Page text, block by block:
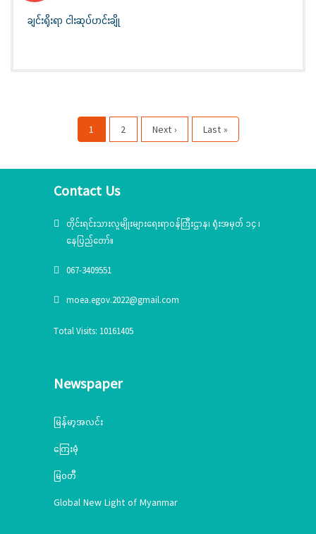
ချင်းရိုးရာ ငါးဆုပ်ဟင်းချို
1 2 Next › Last »
Contact Us
တိုင်းရင်းသားလူမျိုးများရေးရာဝန်ကြီးဌာန၊ ရုံးအမှတ် ၁၄ ၊
နေပြည်တော်။
067-3409551
moea.egov.2022@gmail.com
Total Visits: 10161405
Newspaper
မြန်မာ့အလင်း
ကြေးမုံ
မြဝတီ
Global New Light of Myanmar